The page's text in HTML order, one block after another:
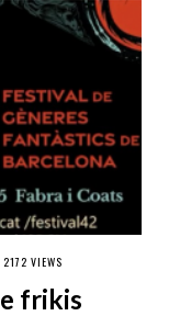
2172 VIEWS
frikis